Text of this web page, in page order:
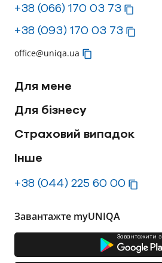
+38 (066) 170 03 73
+38 (093) 170 03 73
office@uniqa.ua
Для мене
Для бізнесу
Страховий випадок
Інше
+38 (044) 225 60 00
Завантажте myUNIQA
Завантажити з